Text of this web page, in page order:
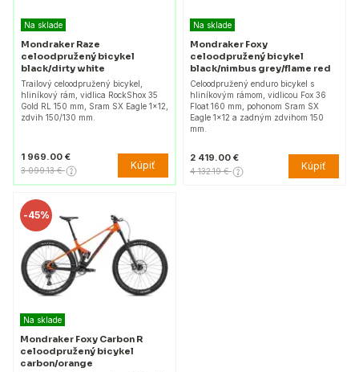
Na sklade
Mondraker Raze
celoodpružený bicykel
black/dirty white
Trailový celoodpružený bicykel,
hliníkový rám, vidlica RockShox 35
Gold RL 150 mm, Sram SX Eagle 1×12,
zdvih 150/130 mm.
1 969.00 €
3 099.13 € Kúpiť
Na sklade
Mondraker Foxy
celoodpružený bicykel
black/nimbus grey/flame red
Celoodpružený enduro bicykel s
hliníkovým rámom, vidlicou Fox 36
Float 160 mm, pohonom Sram SX
Eagle 1x12 a zadným zdvihom 150
mm.
2 419.00 €
4 132.19 € Kúpiť
-45%
Na sklade
Mondraker Foxy Carbon R
celoodpružený bicykel
carbon/orange